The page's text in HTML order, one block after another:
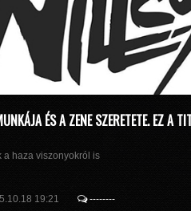
ÉS A ZENE SZERETETE. EZ A
a haza viszonyokról is
19:21 --------